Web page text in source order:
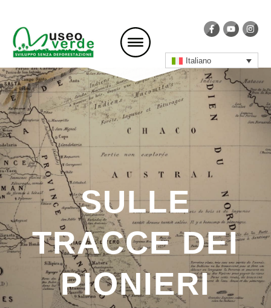
Italiano
SULLE
TRACCE DEI
PIONIERI